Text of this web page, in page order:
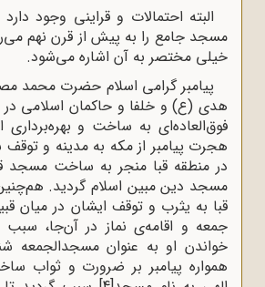
البته احتمالات و قراینی وجود
مسجد جامع را به پیش از قرن نهم
خیلی مختصر به آن اشاره می‌شود.
پیامبر گرامی اسلام حضرت محمد
هدی (ع) و خلفا و حاکمان اسلامی در
فوق‌العاده‌ای به ساخت و
هجرت پیامبر از مکه به مدینه و توقف
در منطقه قبا منجر به ساخت مسجد
مسجد دین مبین اسلام گردید.
قبا به یثرب و توقف ایشان در میان
جمعه و اقامه‌ی نماز در آن‌جا،
خواندن او به عنوان مسجد‌الجمعه
همواره پیامبر بر ضرورت و ثواب